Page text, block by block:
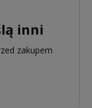
inni
zakupem